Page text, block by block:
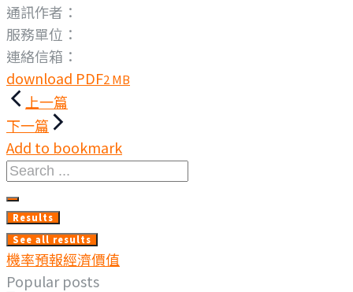
通訊作者：
服務單位：
連絡信箱：
download PDF2 MB
文
章
導
覽
上一篇
下一篇
Add to bookmark
Search
Results
See all results
機率預報經濟價值
Popular posts